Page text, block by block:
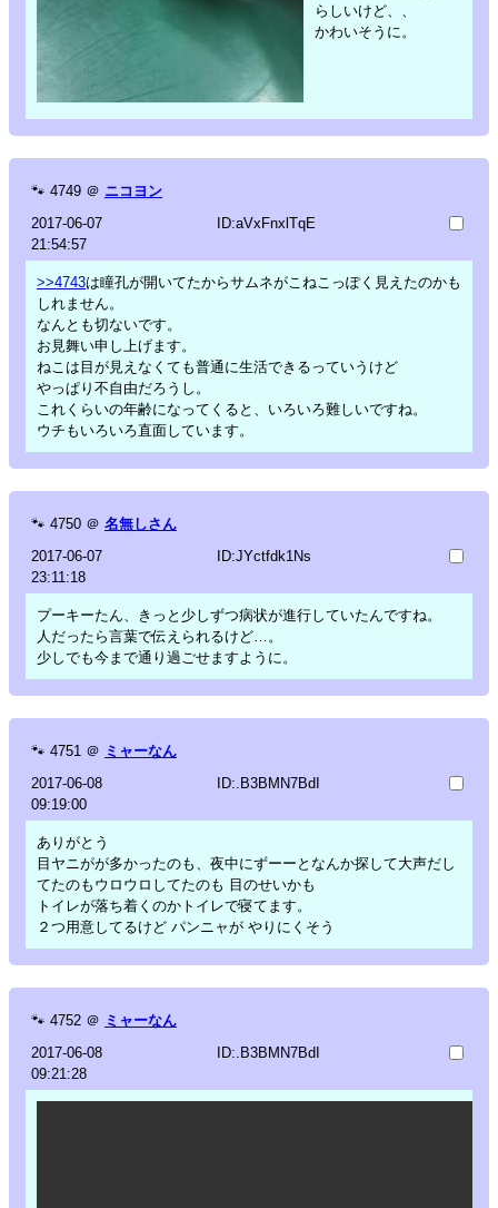
らしいけど、、
かわいそうに。
🐾 4749 ＠ ニコヨン
2017-06-07
21:54:57
ID:aVxFnxlTqE
>>4743は瞳孔が開いてたからサムネがこねこっぽく見えたのかも
しれません。
なんとも切ないです。
お見舞い申し上げます。
ねこは目が見えなくても普通に生活できるっていうけど
やっぱり不自由だろうし。
これくらいの年齢になってくると、いろいろ難しいですね。
ウチもいろいろ直面しています。
🐾 4750 ＠ 名無しさん
2017-06-07
23:11:18
ID:JYctfdk1Ns
プーキーたん、きっと少しずつ病状が進行していたんですね。
人だったら言葉で伝えられるけど…。
少しでも今まで通り過ごせますように。
🐾 4751 ＠ ミャーなん
2017-06-08
09:19:00
ID:.B3BMN7BdI
ありがとう
目ヤニがが多かったのも、夜中にずーーとなんか探して大声だし
てたのもウロウロしてたのも 目のせいかも
トイレが落ち着くのかトイレで寝てます。
２つ用意してるけど パンニャが やりにくそう
🐾 4752 ＠ ミャーなん
2017-06-08
09:21:28
ID:.B3BMN7BdI